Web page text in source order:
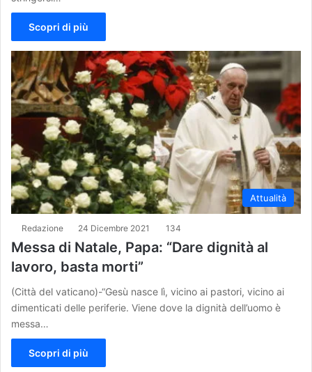
Scopri di più
Attualità
Redazione 24 Dicembre 2021 134
Messa di Natale, Papa: “Dare dignità al
lavoro, basta morti”
(Città del vaticano)-“Gesù nasce lì, vicino ai pastori, vicino ai
dimenticati delle periferie. Viene dove la dignità dell’uomo è
messa…
Scopri di più